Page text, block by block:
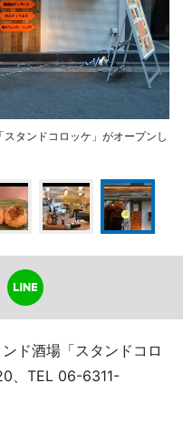
タンドコロッケ」がオープンし
ド酒場「スタンドコロ
、TEL 06-6311-